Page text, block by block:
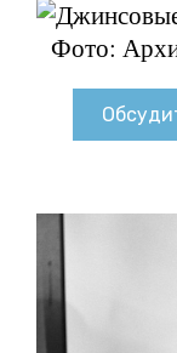
Фото: